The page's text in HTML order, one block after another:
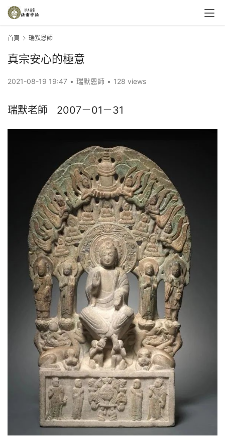
首頁 瑞默恩師
真宗安心的極意
2021-08-19 19:47 • 瑞默恩師 • 128 views
瑞默老師   2007－01－31